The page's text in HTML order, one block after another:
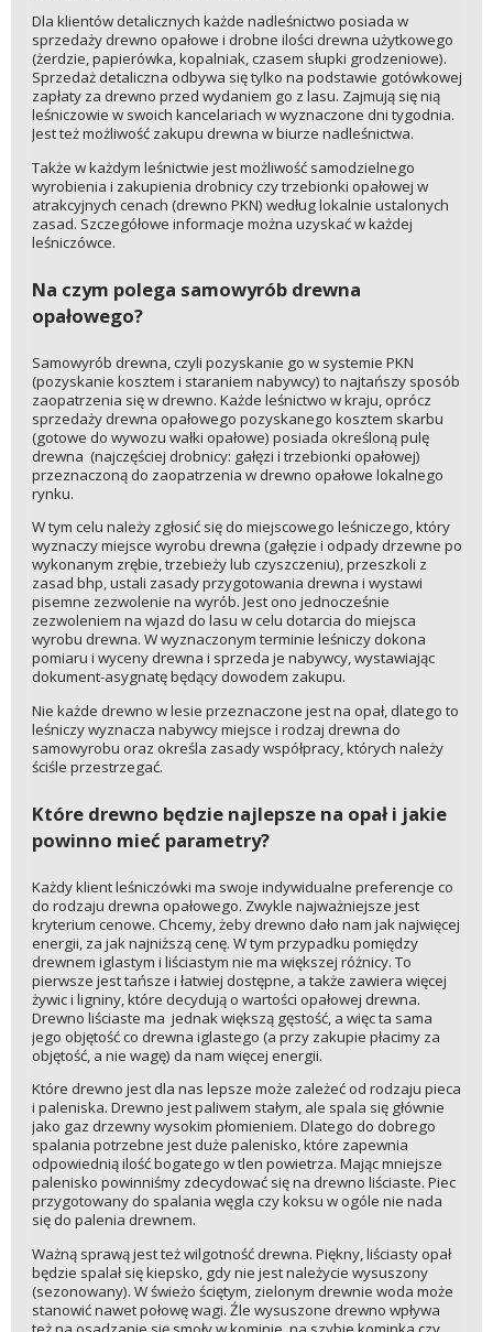
Dla klientów detalicznych każde nadleśnictwo posiada w
sprzedaży drewno opałowe i drobne ilości drewna użytkowego
(żerdzie, papierówka, kopalniak, czasem słupki grodzeniowe).
Sprzedaż detaliczna odbywa się tylko na podstawie gotówkowej
zapłaty za drewno przed wydaniem go z lasu. Zajmują się nią
leśniczowie w swoich kancelariach w wyznaczone dni tygodnia.
Jest też możliwość zakupu drewna w biurze nadleśnictwa.
Także w każdym leśnictwie jest możliwość samodzielnego
wyrobienia i zakupienia drobnicy czy trzebionki opałowej w
atrakcyjnych cenach (drewno PKN) według lokalnie ustalonych
zasad. Szczegółowe informacje można uzyskać w każdej
leśniczówce.
Na czym polega samowyrób drewna
opałowego?
Samowyrób drewna, czyli pozyskanie go w systemie PKN
(pozyskanie kosztem i staraniem nabywcy) to najtańszy sposób
zaopatrzenia się w drewno. Każde leśnictwo w kraju, oprócz
sprzedaży drewna opałowego pozyskanego kosztem skarbu
(gotowe do wywozu wałki opałowe) posiada określoną pulę
drewna (najczęściej drobnicy: gałęzi i trzebionki opałowej)
przeznaczoną do zaopatrzenia w drewno opałowe lokalnego
rynku.
W tym celu należy zgłosić się do miejscowego leśniczego, który
wyznaczy miejsce wyrobu drewna (gałęzie i odpady drzewne po
wykonanym zrębie, trzebieży lub czyszczeniu), przeszkoli z
zasad bhp, ustali zasady przygotowania drewna i wystawi
pisemne zezwolenie na wyrób. Jest ono jednocześnie
zezwoleniem na wjazd do lasu w celu dotarcia do miejsca
wyrobu drewna. W wyznaczonym terminie leśniczy dokona
pomiaru i wyceny drewna i sprzeda je nabywcy, wystawiając
dokument-asygnatę będący dowodem zakupu.
Nie każde drewno w lesie przeznaczone jest na opał, dlatego to
leśniczy wyznacza nabywcy miejsce i rodzaj drewna do
samowyrobu oraz określa zasady współpracy, których należy
ściśle przestrzegać.
Które drewno będzie najlepsze na opał i jakie
powinno mieć parametry?
Każdy klient leśniczówki ma swoje indywidualne preferencje co
do rodzaju drewna opałowego. Zwykle najważniejsze jest
kryterium cenowe. Chcemy, żeby drewno dało nam jak najwięcej
energii, za jak najniższą cenę. W tym przypadku pomiędzy
drewnem iglastym i liściastym nie ma większej różnicy. To
pierwsze jest tańsze i łatwiej dostępne, a także zawiera więcej
żywic i ligniny, które decydują o wartości opałowej drewna.
Drewno liściaste ma jednak większą gęstość, a więc ta sama
jego objętość co drewna iglastego (a przy zakupie płacimy za
objętość, a nie wagę) da nam więcej energii.
Które drewno jest dla nas lepsze może zależeć od rodzaju pieca
i paleniska. Drewno jest paliwem stałym, ale spala się głównie
jako gaz drzewny wysokim płomieniem. Dlatego do dobrego
spalania potrzebne jest duże palenisko, które zapewnia
odpowiednią ilość bogatego w tlen powietrza. Mając mniejsze
palenisko powinniśmy zdecydować się na drewno liściaste. Piec
przygotowany do spalania węgla czy koksu w ogóle nie nada
się do palenia drewnem.
Ważną sprawą jest też wilgotność drewna. Piękny, liściasty opał
będzie spalał się kiepsko, gdy nie jest należycie wysuszony
(sezonowany). W świeżo ściętym, zielonym drewnie woda może
stanowić nawet połowę wagi. Źle wysuszone drewno wpływa